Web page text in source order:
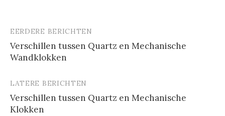
Berichtnavigatie
EERDERE BERICHTEN
Verschillen tussen Quartz en Mechanische
Wandklokken
LATERE BERICHTEN
Verschillen tussen Quartz en Mechanische
Klokken